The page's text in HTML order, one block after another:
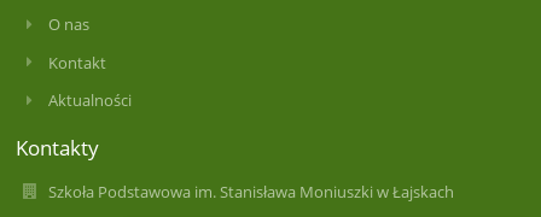
O nas
Kontakt
Aktualności
Kontakty
Szkoła Podstawowa im. Stanisława Moniuszki w Łajskach